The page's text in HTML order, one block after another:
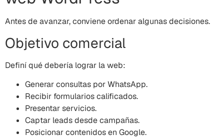
Antes de avanzar, conviene ordenar algunas decisiones.
Objetivo comercial
Definí qué debería lograr la web:
Generar consultas por WhatsApp.
Recibir formularios calificados.
Presentar servicios.
Captar leads desde campañas.
Posicionar contenidos en Google.